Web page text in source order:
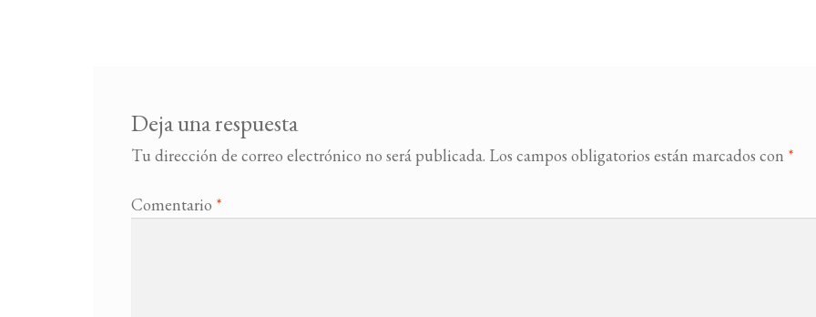
Deja una respuesta
Tu dirección de correo electrónico no será publicada. Los campos obligatorios están marcados con *
Comentario *